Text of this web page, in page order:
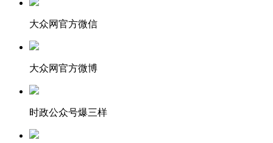
大众网官方微信
大众网官方微博
时政公众号爆三样